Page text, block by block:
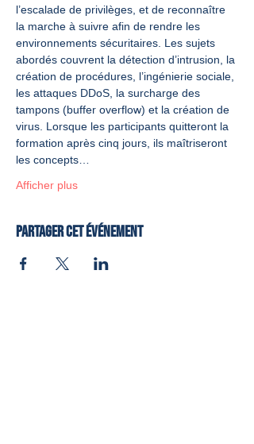
l’escalade de privilèges, et de reconnaître
la marche à suivre afin de rendre les
environnements sécuritaires. Les sujets
abordés couvrent la détection d’intrusion, la
création de procédures, l’ingénierie sociale,
les attaques DDoS, la surcharge des
tampons (buffer overflow) et la création de
virus. Lorsque les participants quitteront la
formation après cinq jours, ils maîtriseront
les concepts…
Afficher plus
Partager cet événement